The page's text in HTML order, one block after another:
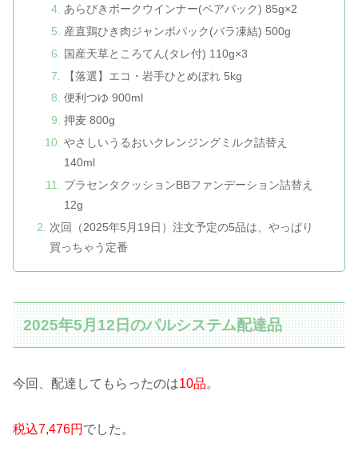
あらびきポークウインナー(ペアパック) 85g×2
産直鶏ひき肉ジャンボパック(バラ凍結) 500g
国産天草ところてん(タレ付) 110g×3
【落選】エコ・岩手ひとめぼれ 5kg
便利つゆ 900ml
押麦 800g
やさしいうるおいクレンジングミルク詰替え
140ml
プラセンタクッションBBファンデーション詰替え
12g
次回（2025年5月19日）注文予定の5品は、やっぱり
買っちゃう定番
2025年5月12日のパルシステム配達品
今回、配達してもらったのは10品。
税込7,476円 でした。